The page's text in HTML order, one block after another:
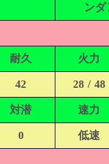
ン
耐久 火力
42 28 / 48
対潜 速力
0 低速